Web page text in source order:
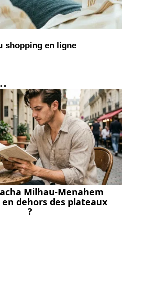
shopping en ligne
Milhau-Menahem
dehors des plateaux
?